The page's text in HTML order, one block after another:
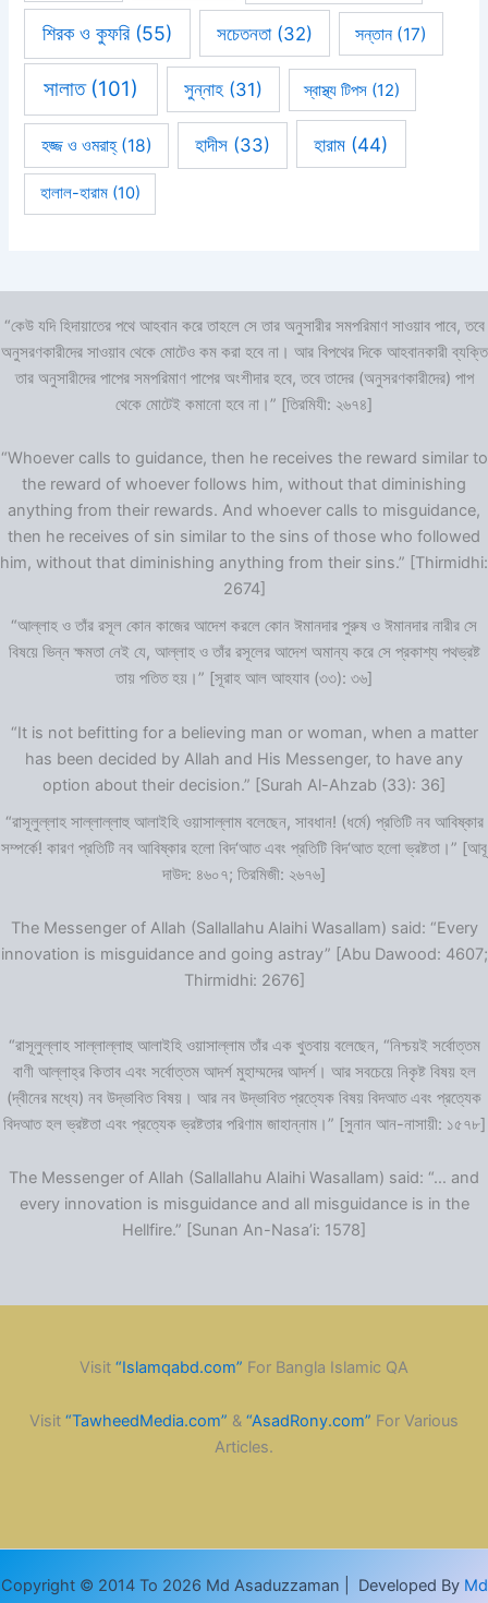
শিরক ও কুফরি(55) সচেতনতা(32) সন্তান(17)
সালাত(101) সুন্নাহ (31) স্বাস্থ্য টিপস (12)
হজ্জ ও ওমরাহ্‌(18) হাদীস(33) হারাম (44)
হালাল-হারাম(10)
“কেউ যদি হিদায়াতের পথে আহবান করে তাহলে সে তার অনুসারীর সমপরিমাণ সাওয়াব পাবে, তবে
অনুসরণকারীদের সাওয়াব থেকে মোটেও কম করা হবে না। আর বিপথের দিকে আহবানকারী ব্যক্তি
তার অনুসারীদের পাপের সমপরিমাণ পাপের অংশীদার হবে, তবে তাদের (অনুসরণকারীদের) পাপ
থেকে মোটেই কমানো হবে না।” [তিরমিযী: ২৬৭৪]
“Whoever calls to guidance, then he receives the reward similar to
the reward of whoever follows him, without that diminishing
anything from their rewards. And whoever calls to misguidance,
then he receives of sin similar to the sins of those who followed
him, without that diminishing anything from their sins.” [Thirmidhi:
2674]
“আল্লাহ ও তাঁর রসূল কোন কাজের আদেশ করলে কোন ঈমানদার পুরুষ ও ঈমানদার নারীর সে
বিষয়ে ভিন্ন ক্ষমতা নেই যে, আল্লাহ ও তাঁর রসূলের আদেশ অমান্য করে সে প্রকাশ্য পথভ্রষ্ট
তায় পতিত হয়।” [সূরাহ আল আহযাব (৩৩): ৩৬]
“It is not befitting for a believing man or woman, when a matter
has been decided by Allah and His Messenger, to have any
option about their decision.” [Surah Al-Ahzab (33): 36]
“রাসূলুল্লাহ সাল্লাল্লাহু আলাইহি ওয়াসাল্লাম বলেছেন, সাবধান! (ধর্মে) প্রতিটি নব আবিষ্কার
সম্পর্কে! কারণ প্রতিটি নব আবিষ্কার হলো বিদ‘আত এবং প্রতিটি বিদ‘আত হলো ভ্রষ্টতা।” [আবূ
দাউদ: ৪৬০৭; তিরমিজী: ২৬৭৬]
The Messenger of Allah (Sallallahu Alaihi Wasallam) said: “Every
innovation is misguidance and going astray” [Abu Dawood: 4607;
Thirmidhi: 2676]
“রাসূলুল্লাহ সাল্লাল্লাহু আলাইহি ওয়াসাল্লাম তাঁর এক খুতবায় বলেছেন, “নিশ্চয়ই সর্বোত্তম
বাণী আল্লাহ্‌র কিতাব এবং সর্বোত্তম আদর্শ মুহাম্মদের আদর্শ। আর সবচেয়ে নিকৃষ্ট বিষয় হল
(দ্বীনের মধ্যে) নব উদ্ভাবিত বিষয়। আর নব উদ্ভাবিত প্রত্যেক বিষয় বিদআত এবং প্রত্যেক
বিদআত হল ভ্রষ্টতা এবং প্রত্যেক ভ্রষ্টতার পরিণাম জাহান্নাম।” [সুনান আন-নাসায়ী: ১৫৭৮]
The Messenger of Allah (Sallallahu Alaihi Wasallam) said: “… and
every innovation is misguidance and all misguidance is in the
Hellfire.” [Sunan An-Nasa’i: 1578]
Visit “Islamqabd.com” For Bangla Islamic QA
Visit “TawheedMedia.com” & “AsadRony.com” For Various
Articles.
Copyright © 2014 To 2026 Md Asaduzzaman | Developed By Md